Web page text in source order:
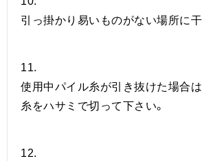
引っ掛かり易いものがない場所に干
11.
使用中パイル糸が引き抜けた場合は
糸をハサミで切って下さい。
12.